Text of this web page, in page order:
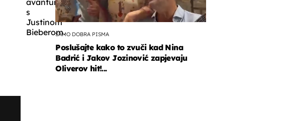
s
Justinom
Bieberom.SAMO DOBRA PISMA
Poslušajte kako to zvuči kad Nina
Badrić i Jakov Jozinović zapjevaju
Oliverov hit!...